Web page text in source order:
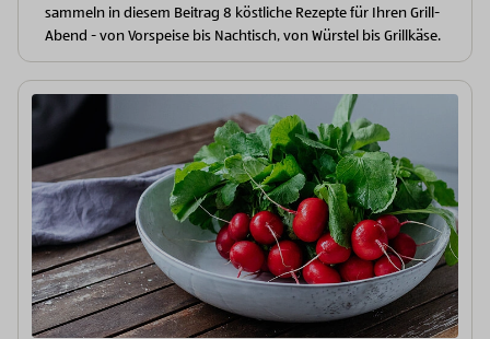
sammeln in diesem Beitrag 8 köstliche Rezepte für Ihren Grill-
Abend - von Vorspeise bis Nachtisch, von Würstel bis Grillkäse.